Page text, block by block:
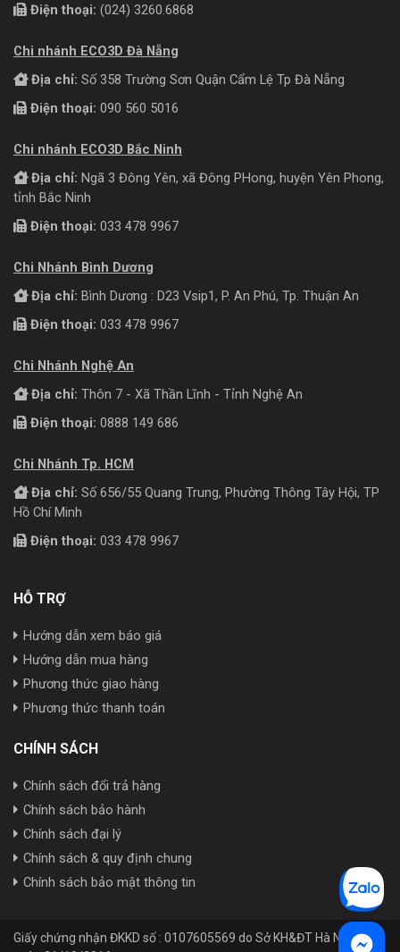
Điện thoại: (024) 3260.6868
Chi nhánh ECO3D Đà Nẵng
Địa chỉ: Số 358 Trường Sơn Quận Cẩm Lệ Tp Đà Nẵng
Điện thoại: 090 560 5016
Chi nhánh ECO3D Bắc Ninh
Địa chỉ: Ngã 3 Đông Yên, xã Đông PHong, huyện Yên Phong,
tỉnh Bắc Ninh
Điện thoại: 033 478 9967
Chi Nhánh Bình Dương
Địa chỉ: Bình Dương : D23 Vsip1, P. An Phú, Tp. Thuận An
Điện thoại: 033 478 9967
Chi Nhánh Nghệ An
Địa chỉ: Thôn 7 - Xã Thần Lĩnh - Tỉnh Nghệ An
Điện thoại: 0888 149 686
Chi Nhánh Tp. HCM
Địa chỉ: Số 656/55 Quang Trung, Phường Thông Tây Hội, TP
Hồ Chí Minh
Điện thoại: 033 478 9967
HỖ TRỢ
Hướng dẫn xem báo giá
Hướng dẫn mua hàng
Phương thức giao hàng
Phương thức thanh toán
CHÍNH SÁCH
Chính sách đổi trả hàng
Chính sách bảo hành
Chính sách đại lý
Chính sách & quy định chung
Chính sách bảo mật thông tin
Giấy chứng nhận ĐKKD số : 0107605569 do Sở KH&ĐT Hà Nội cấp